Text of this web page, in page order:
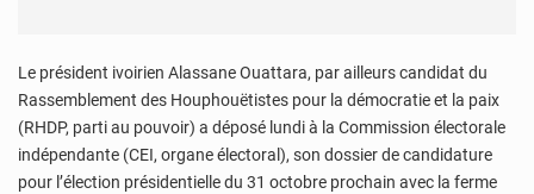
Le président ivoirien Alassane Ouattara, par ailleurs candidat du
Rassemblement des Houphouëtistes pour la démocratie et la paix
(RHDP, parti au pouvoir) a déposé lundi à la Commission électorale
indépendante (CEI, organe électoral), son dossier de candidature
pour l’élection présidentielle du 31 octobre prochain avec la ferme